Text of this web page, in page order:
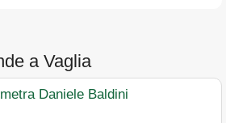
a Vaglia
Daniele Baldini